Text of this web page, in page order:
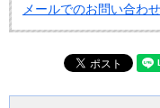
メールでのお問い合わ